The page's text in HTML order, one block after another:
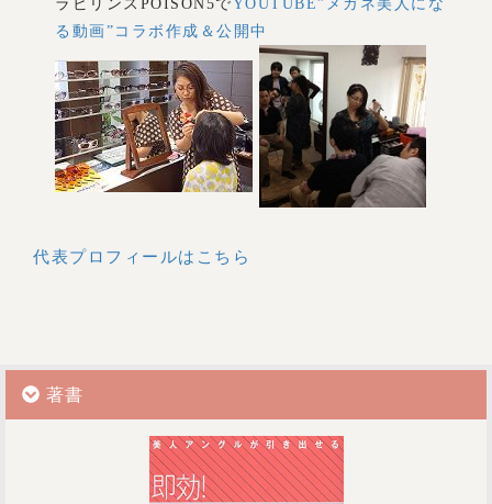
る動画”コラボ作成＆公開中
代表プロフィールはこちら
著書